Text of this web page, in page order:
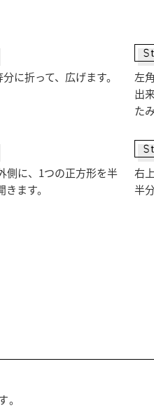
に折って、広げます。
左
出
た
側に、1つの正方形を半
ます。
右
半